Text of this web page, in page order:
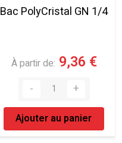
Bac PolyCristal GN 1/4
À partir de 9,36 €
Ajouter au panier